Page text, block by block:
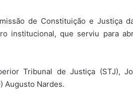
de Constituição e Justiça
institucional, que serviu para
Tribunal de Justiça (STJ),
Augusto Nardes.